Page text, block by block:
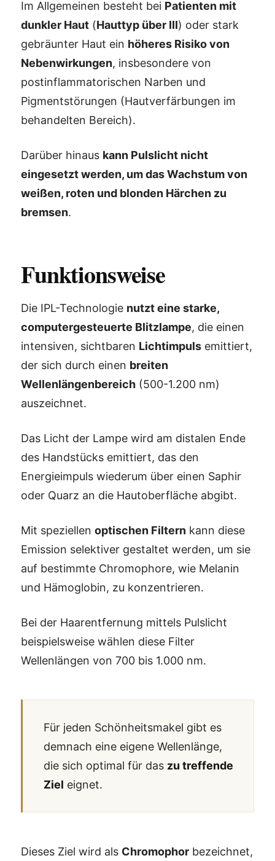
Im Allgemeinen besteht bei Patienten mit
dunkler Haut (Hauttyp über III) oder stark
gebräunter Haut ein höheres Risiko von
Nebenwirkungen, insbesondere von
postinflammatorischen Narben und
Pigmentstörungen (Hautverfärbungen im
behandelten Bereich).
Darüber hinaus kann Pulslicht nicht
eingesetzt werden, um das Wachstum von
weißen, roten und blonden Härchen zu
bremsen.
Funktionsweise
Die IPL-Technologie nutzt eine starke,
computergesteuerte Blitzlampe, die einen
intensiven, sichtbaren Lichtimpuls emittiert,
der sich durch einen breiten
Wellenlängenbereich (500-1.200 nm)
auszeichnet.
Das Licht der Lampe wird am distalen Ende
des Handstücks emittiert, das den
Energieimpuls wiederum über einen Saphir
oder Quarz an die Hautoberfläche abgibt.
Mit speziellen optischen Filtern kann diese
Emission selektiver gestaltet werden, um sie
auf bestimmte Chromophore, wie Melanin
und Hämoglobin, zu konzentrieren.
Bei der Haarentfernung mittels Pulslicht
beispielsweise wählen diese Filter
Wellenlängen von 700 bis 1.000 nm.
Für jeden Schönheitsmakel gibt es
demnach eine eigene Wellenlänge,
die sich optimal für das zu treffende
Ziel eignet.
Dieses Ziel wird als Chromophor bezeichnet,